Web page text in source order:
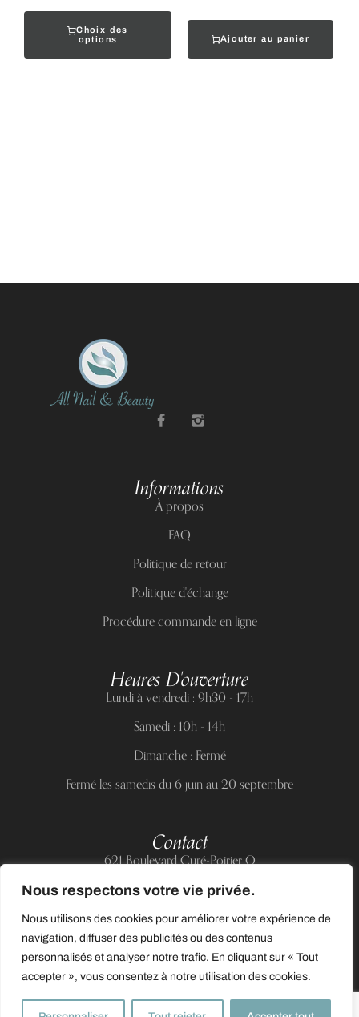
Nous respectons votre vie privée.
Nous utilisons des cookies pour améliorer votre expérience de
navigation, diffuser des publicités ou des contenus
personnalisés et analyser notre trafic. En cliquant sur « Tout
accepter », vous consentez à notre utilisation des cookies.
Choix des
options
Ajouter au panier
Informations
À propos
FAQ
Politique de retour
Politique d'échange
Procédure commande en ligne
Heures D'ouverture
Lundi à vendredi : 9h30 - 17h
Samedi : 10h - 14h
Dimanche : Fermé
Fermé les samedis du 6 juin au 20 septembre
Contact
621 Boulevard Curé-Poirier O
Courriel :support@allnailandbeauty.com